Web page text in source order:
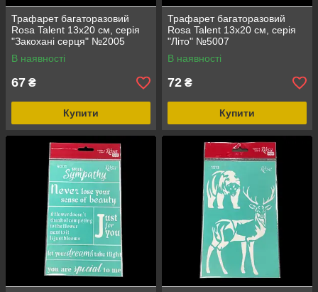
Трафарет багаторазовий
Rosa Talent 13х20 см, серія
"Закохані серця" №2005
В наявності
67 ₴
Купити
Трафарет багаторазовий
Rosa Talent 13х20 см, серія
"Літо" №5007
В наявності
72 ₴
Купити